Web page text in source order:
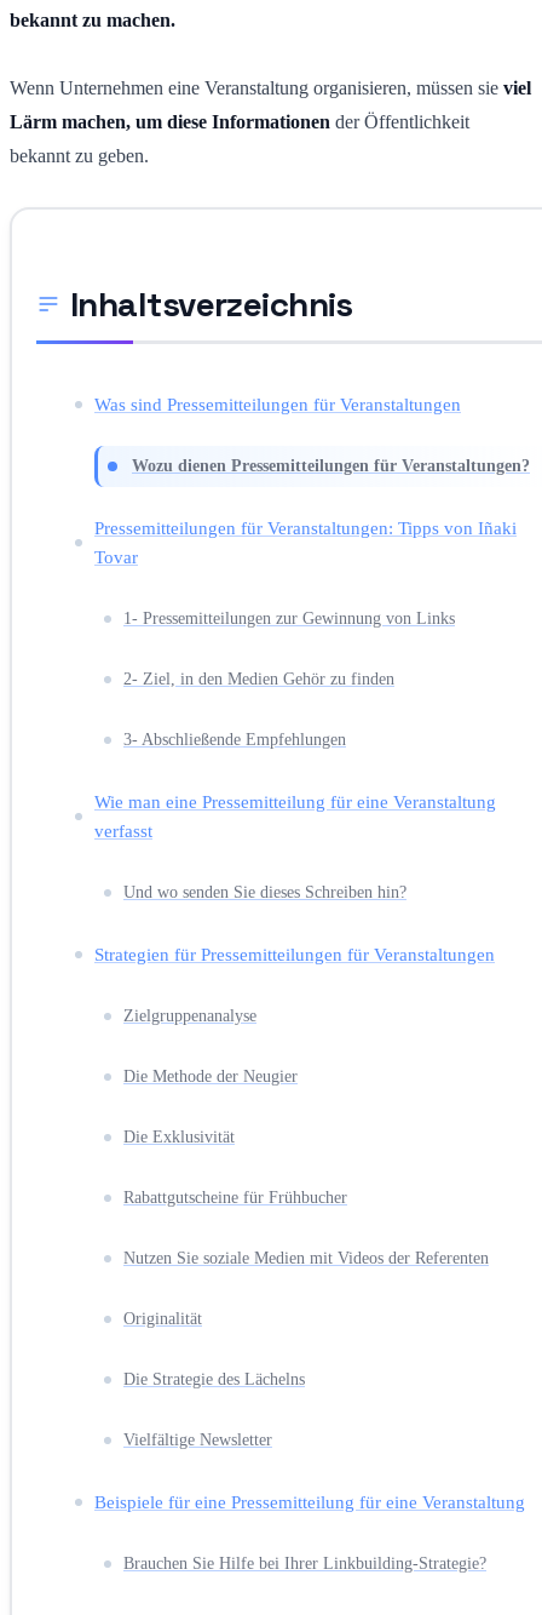
bekannt zu machen.
Wenn Unternehmen eine Veranstaltung organisieren, müssen sie viel
Lärm machen, um diese Informationen der Öffentlichkeit
bekannt zu geben.
Inhaltsverzeichnis
Was sind Pressemitteilungen für Veranstaltungen
Wozu dienen Pressemitteilungen für Veranstaltungen?
Pressemitteilungen für Veranstaltungen: Tipps von Iñaki
Tovar
1- Pressemitteilungen zur Gewinnung von Links
2- Ziel, in den Medien Gehör zu finden
3- Abschließende Empfehlungen
Wie man eine Pressemitteilung für eine Veranstaltung
verfasst
Und wo senden Sie dieses Schreiben hin?
Strategien für Pressemitteilungen für Veranstaltungen
Zielgruppenanalyse
Die Methode der Neugier
Die Exklusivität
Rabattgutscheine für Frühbucher
Nutzen Sie soziale Medien mit Videos der Referenten
Originalität
Die Strategie des Lächelns
Vielfältige Newsletter
Beispiele für eine Pressemitteilung für eine Veranstaltung
Brauchen Sie Hilfe bei Ihrer Linkbuilding-Strategie?